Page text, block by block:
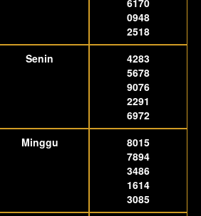
6170
0948
2518
Senin
4283
5678
9076
2291
6972
Minggu
8015
7894
3486
1614
3085